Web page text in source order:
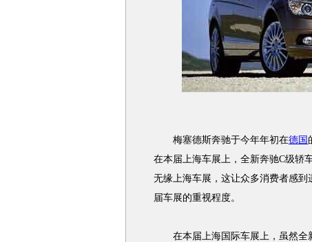
梅塞德斯奔驰于今年年初在德国
在本届上海车展上，全新奔驰C级轿
无缘上海车展，这让众多消费者感
届车展的重视程度。
在本届上海国际车展上，虽然全